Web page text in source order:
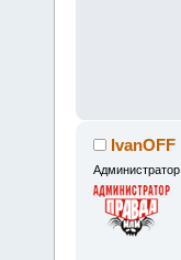
IvanOFF
Администратор